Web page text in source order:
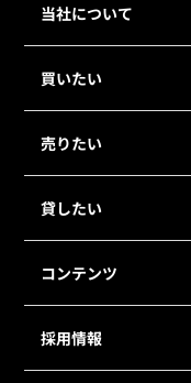
当社について
買いたい
売りたい
貸したい
コンテンツ
採用情報